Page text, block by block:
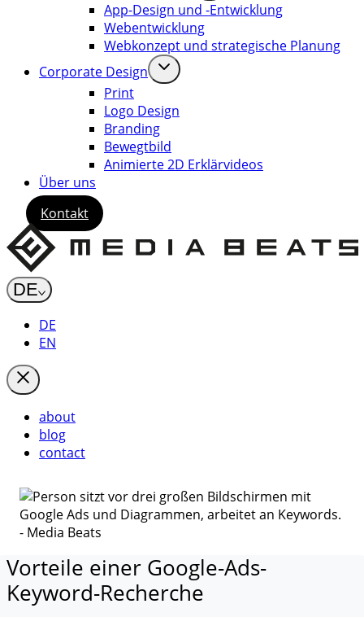
App-Design und -Entwicklung
Webentwicklung
Webkonzept und strategische Planung
Corporate Design
Print
Logo Design
Branding
Bewegtbild
Animierte 2D Erklärvideos
Über uns
Kontakt
DE
DE
EN
about
blog
contact
Vorteile einer Google-Ads-
Keyword-Recherche